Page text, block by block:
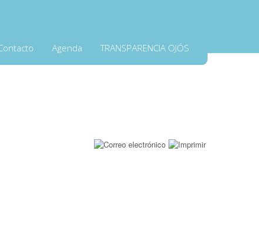
Agenda TRANSPARENCIA OJÓS